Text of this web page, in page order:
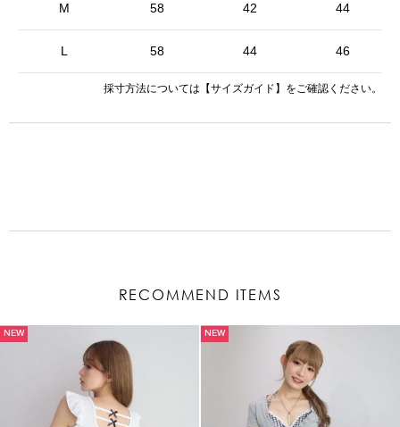
M
L
58 42 44
58 44 46
採寸方法については 【サイズガイド】 をご確認ください。
RECOMMEND ITEMS
NEW NEW